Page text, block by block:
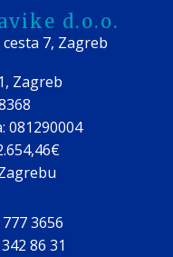
d.o.o.
7, Zagreb
Zagreb
081290004
3656
86 31